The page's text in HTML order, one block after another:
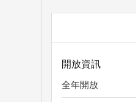
開放資訊
全年開放